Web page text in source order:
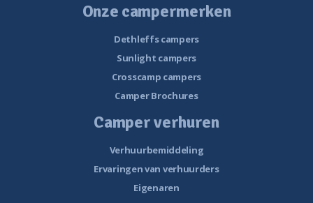
Onze campermerken
Dethleffs campers
Sunlight campers
Crosscamp campers
Camper Brochures
Camper verhuren
Verhuurbemiddeling
Ervaringen van verhuurders
Eigenaren